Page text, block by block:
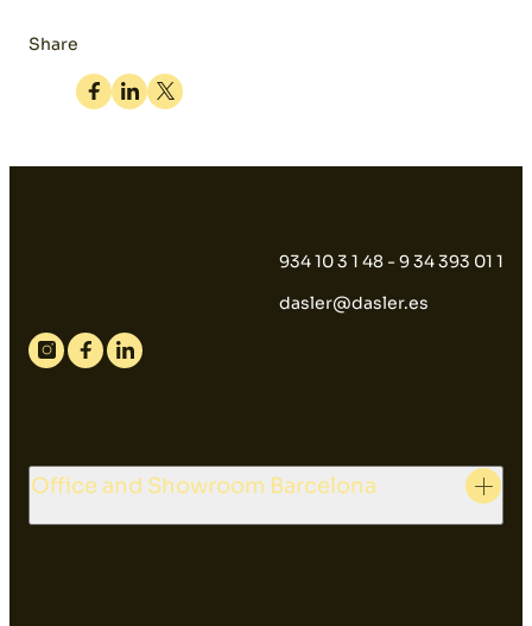
Share
Facebook
LinkedinTwitter
934 10 3 1 48 - 9 34 393 01 1
dasler@dasler.es
Instagram
FacebookLinkedin
Office and Showroom Barcelona